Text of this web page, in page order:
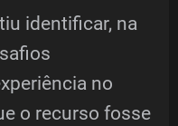
identificar, na
no
o recurso fosse